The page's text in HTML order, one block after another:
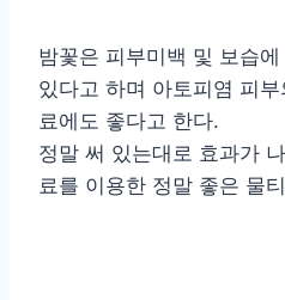
밤꽃은 피부미백 및 보습
있다고 하며 아토피염 피
료에도 좋다고 한다.
정말 써 있는대로 효과가
료를 이용한 정말 좋은 물